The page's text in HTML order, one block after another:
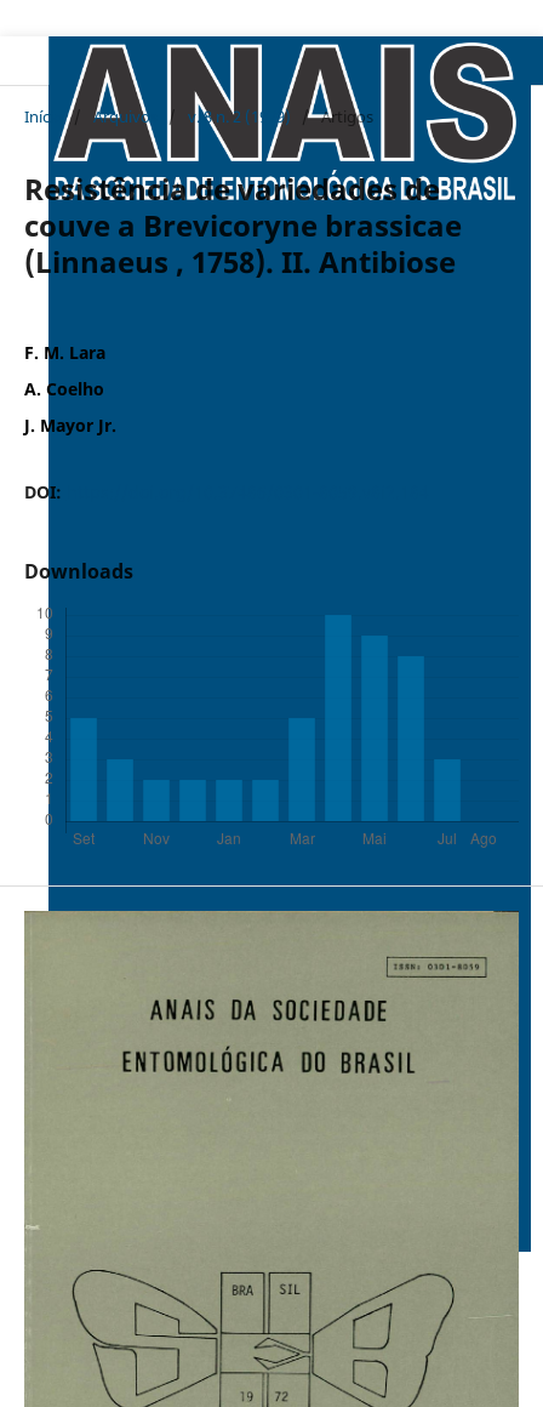
Início / Arquivos / v. 8 n. 2 (1979) / Artigos
Resistência de variedades de
couve a Brevicoryne brassicae
(Linnaeus , 1758). II. Antibiose
F. M. Lara
A. Coelho
J. Mayor Jr.
DOI:
Downloads